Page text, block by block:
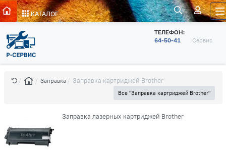
КАТАЛОГ
ТЕЛЕФОН:
64-50-41
Сервис
Заправка Заправка картриджей Brother
Все "Заправка картриджей Brother"
Заправка лазерных картриджей Brother